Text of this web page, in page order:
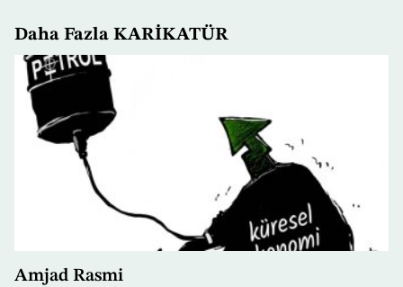
Daha Fazla KARİKATÜR
Amjad Rasmi